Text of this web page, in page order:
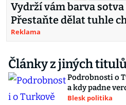
Vydrží vám barva
Přestaňte dělat tuhle
Reklama
Články z jiných
Podrobnosti o
a kdy padne
Blesk politika